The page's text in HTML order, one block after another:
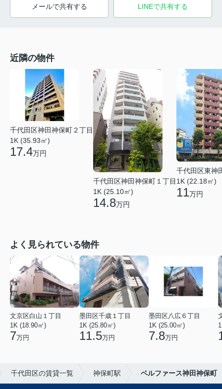
メールで共有する LINEで共有する
近隣の物件
千代田区神田神保町２丁目
1K (35.93㎡)
17.4万円
千代田区神田神保町１丁目
1K (25.10㎡)
14.8万円
千代田区東神
1K (22.18㎡)
11万円
よく見られている物件
文京区白山１丁目
1K (18.90㎡)
7万円
墨田区千歳１丁目
1K (25.80㎡)
11.5万円
墨田区八広６丁目
1K (25.00㎡)
7.8万円
千代田区の賃貸一覧 神保町駅 ベルファース神田神保町